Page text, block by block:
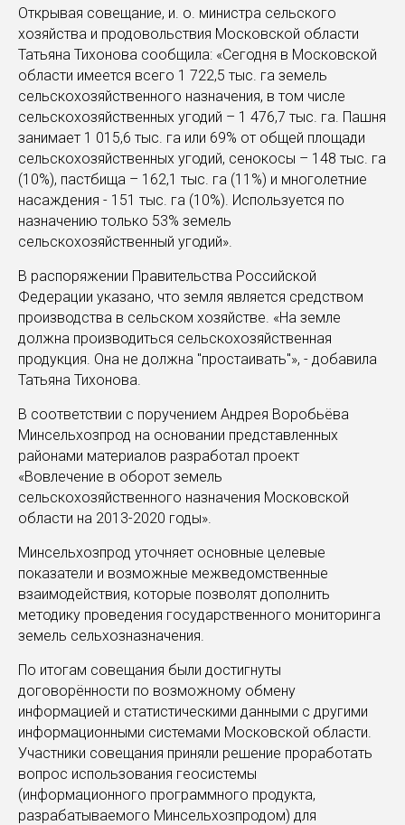
Открывая совещание, и. о. министра сельского
хозяйства и продовольствия Московской области
Татьяна Тихонова сообщила: «Сегодня в Московской
области имеется всего 1 722,5 тыс. га земель
сельскохозяйственного назначения, в том числе
сельскохозяйственных угодий – 1 476,7 тыс. га. Пашня
занимает 1 015,6 тыс. га или 69% от общей площади
сельскохозяйственных угодий, сенокосы – 148 тыс. га
(10%), пастбища – 162,1 тыс. га (11%) и многолетние
насаждения - 151 тыс. га (10%). Используется по
назначению только 53% земель
сельскохозяйственный угодий».
В распоряжении Правительства Российской
Федерации указано, что земля является средством
производства в сельском хозяйстве. «На земле
должна производиться сельскохозяйственная
продукция. Она не должна "простаивать"», - добавила
Татьяна Тихонова.
В соответствии с поручением Андрея Воробьёва
Минсельхозпрод на основании представленных
районами материалов разработал проект
«Вовлечение в оборот земель
сельскохозяйственного назначения Московской
области на 2013-2020 годы».
Минсельхозпрод уточняет основные целевые
показатели и возможные межведомственные
взаимодействия, которые позволят дополнить
методику проведения государственного мониторинга
земель сельхозназначения.
По итогам совещания были достигнуты
договорённости по возможному обмену
информацией и статистическими данными с другими
информационными системами Московской области.
Участники совещания приняли решение проработать
вопрос использования геосистемы
(информационного программного продукта,
разрабатываемого Минсельхозпродом) для